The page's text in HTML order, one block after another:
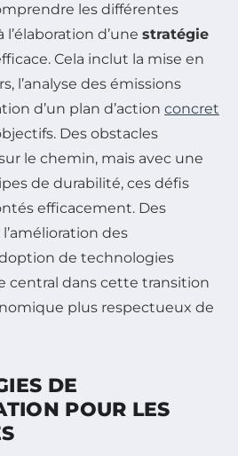
les différentes
d’une stratégie
Cela inclut la mise en
l’analyse des émissions
d’un plan d’action concret
Des obstacles
le chemin, mais avec une
de durabilité, ces défis
efficacement. Des
des
de technologies
central dans cette transition
plus respectueux de
DE
POUR LES